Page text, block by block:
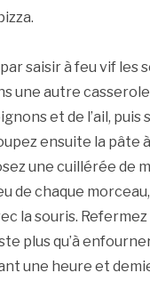
saisir à feu vif les
une autre
et de l’ail, puis
ensuite la pâte
une cuillérée de
de chaque
la souris. Refermez
plus qu’à
une heure et